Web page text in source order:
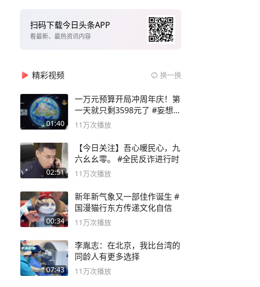
扫码下载今日头条APP
看最新、最热资讯内容
精彩视频 换一换
01:40
一万元预算开局冲周年庆！第
一天就只剩3598元了 #妄想山
海
11万次播放
02:51
【今日关注】吾心暖民心，九
六幺幺零。 #全民反诈进行时
11万次播放
00:34
新年新气象又一部佳作诞生 #
国漫猫行东方传递文化自信
11万次播放
07:43
李胤志：在北京，我比台湾的
同龄人有更多选择
11万次播放